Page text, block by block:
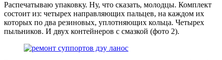
Распечатываю упаковку. Ну, что сказать, молодцы. Комплект
состоит из: четырех направляющих пальцев, на каждом их
которых по два резиновых, уплотняющих кольца. Четырех
пыльников. И двух контейнеров с смазкой (фото 2).